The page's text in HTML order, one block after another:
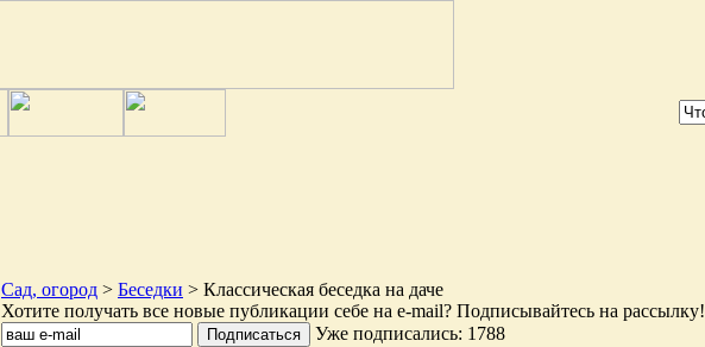
Сад, огород > Беседки > Классическая беседка на даче
Хотите получать все новые публикации себе на e-mail? Подписывайтесь на рассылку!
Уже подписались: 1788